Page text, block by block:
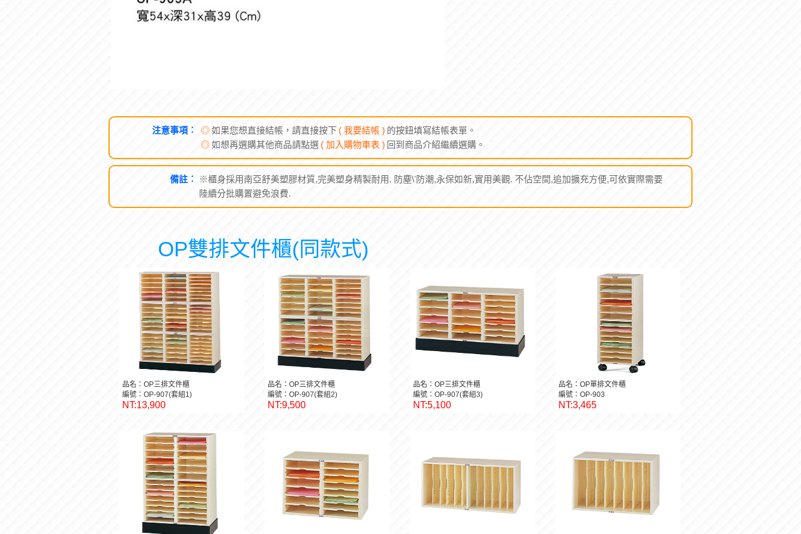
注意事項︰ ◎如果您想直接結帳，請直接按下 ( 我要結帳 ) 的按鈕填寫結帳表單。
◎如想再選購其他商品請點選 ( 加入購物車表 ) 回到商品介紹繼續選購。
備註︰
※櫃身採用南亞舒美塑膠材質,完美塑身精製耐用. 防塵\'防潮,永保如新,實用美觀. 不佔空間,追加擴充方便,可依實際需要
陸續分批購置避免浪費.
OP雙排文件櫃(同款式)
品名：OP三排文件櫃
編號：OP-907(套組1)
NT:13,900
品名：OP三排文件櫃
編號：OP-907(套組2)
NT:9,500
品名：OP三排文件櫃
編號：OP-907(套組3)
NT:5,100
品名：OP單排文件櫃
編號：OP-903
NT:3,465